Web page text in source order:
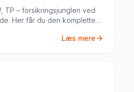
TP – forsikringsjunglen ved
Her får du den komplette
Læs mere